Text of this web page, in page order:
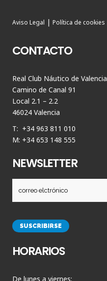
Aviso Legal | Política de cookies
CONTACTO
Real Club Náutico de Valencia
Camino de Canal 91
Local 2.1 – 2.2
46024 Valencia
T: +34 963 811 010
M: +34 653 148 555
NEWSLETTER
HORARIOS
De lunes a viernes: